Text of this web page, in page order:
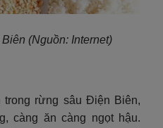
(Nguồn: Internet)
trong rừng sâu Điện Biên,
càng ăn càng ngọt hậu.